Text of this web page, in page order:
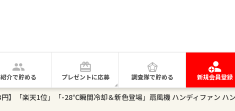
紹介で貯める プレゼントに応募 調査隊で貯める 新規会員登録